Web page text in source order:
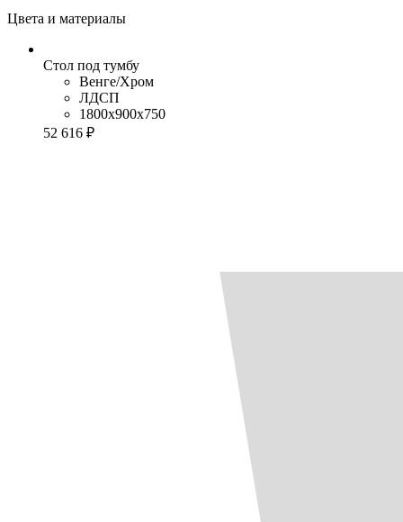
Цвета и материалы
Стол под тумбу
Венге/Хром
ЛДСП
1800x900x750
52 616 ₽